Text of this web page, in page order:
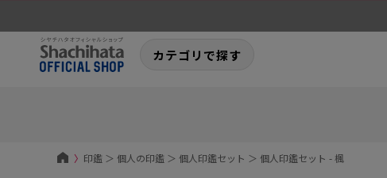
カテゴリで探す
〉 印鑑 ＞ 個人の印鑑 ＞ 個人印鑑セット ＞ 個人印鑑セット - 楓